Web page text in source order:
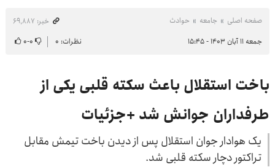
صفحه اصلی جامعه حوادث
خبر: ۶۹٬۸۸۷
جمعه ۱۱ آبان ۱۴۰۳ - ۱۵:۴۵
نظرات: ۰ ۰-۰
باخت استقلال باعث سکته قلبی یکی از
طرفداران جوانش شد +جزئیات
یک هوادار جوان استقلال پس از دیدن باخت تیمش مقابل
تراکتور دچار سکته قلبی شد.